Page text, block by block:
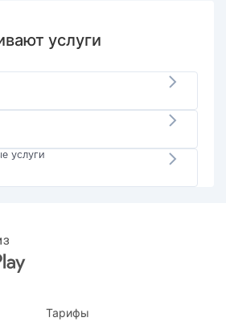
услуги
услуги
Тарифы